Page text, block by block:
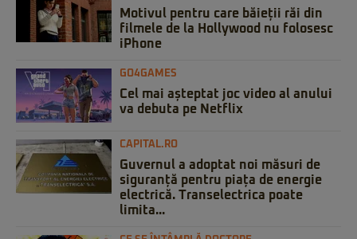
Motivul pentru care băieții răi din
filmele de la Hollywood nu folosesc
iPhone
GO4GAMES
Cel mai așteptat joc video al anului
va debuta pe Netflix
CAPITAL.RO
Guvernul a adoptat noi măsuri de
siguranță pentru piața de energie
electrică. Transelectrica poate
limita...